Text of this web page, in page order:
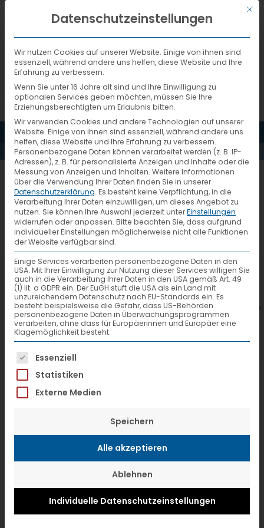
DEUTSCH
MENÜ
QM-
HOUSE-OF-
QUALITY-
2023-DE
7. Juli 2026
VTL hat neuen Aufsichtsrat gewählt
Mit
Datenschutzeinstellungen
Wir nutzen Cookies auf unserer Website. Einige von ihnen sind
essenziell, während andere uns helfen, diese Website und Ihre
Erfahrung zu verbessern.
Wenn Sie unter 16 Jahre alt sind und Ihre Einwilligung zu
optionalen Services geben möchten, müssen Sie Ihre
Erziehungsberechtigten um Erlaubnis bitten.
Wir verwenden Cookies und andere Technologien auf unserer
Website. Einige von ihnen sind essenziell, während andere uns
helfen, diese Website und Ihre Erfahrung zu verbessern.
Personenbezogene Daten können verarbeitet werden (z. B. IP-
Adressen), z. B. für personalisierte Anzeigen und Inhalte oder die
Messung von Anzeigen und Inhalten. Weitere Informationen
über die Verwendung Ihrer Daten finden Sie in unserer
Datenschutzerklärung. Es besteht keine Verpflichtung, in die
Verarbeitung Ihrer Daten einzuwilligen, um dieses Angebot zu
nutzen. Sie können Ihre Auswahl jederzeit unterEinstellungen
widerrufen oder anpassen. Bitte beachten Sie, dass aufgrund
individueller Einstellungen möglicherweise nicht alle Funktionen
der Website verfügbar sind.
Einige Services verarbeiten personenbezogene Daten in den
USA. Mit Ihrer Einwilligung zur Nutzung dieser Services willigen Sie
auch in die Verarbeitung Ihrer Daten in den USA gemäß Art. 49
(1) lit. a GDPR ein. Der EuGH stuft die USA als ein Land mit
unzureichendem Datenschutz nach EU-Standards ein. Es
besteht beispielsweise die Gefahr, dass US-Behörden
personenbezogene Daten in Überwachungsprogrammen
verarbeiten, ohne dass für Europäerinnen und Europäer eine
Klagemöglichkeit besteht.
Es folgt eine Liste der Service-Gruppen,
Essenziell
Statistiken
Externe Medien
Speichern
Alle akzeptieren
Ablehnen
Individuelle Datenschutzeinstellungen